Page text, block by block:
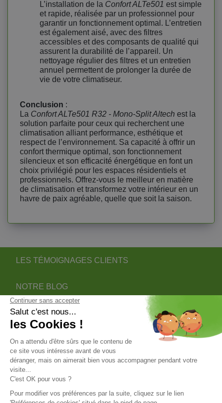
L’installation de la Confort ALTe501 est simple
et rapide, réalisée par un professionnel pour
garantir un fonctionnement optimal. L’entretien
est également aisé, avec des filtres
accessibles et des composants de qualité qui
assurent la durabilité de l’appareil. Un
nettoyage régulier des filtres et un entretien
annuel permettent de prolonger la durée de
vie de votre climatiseur.
Conclusion :
La Confort ALTe501 R32 - Mono-Split Altech est la
solution parfaite pour ceux qui recherchent une
climatisation alliant performance, esthétique et
respect de l’environnement. Sa capacité à offrir un
confort thermique optimal, son fonctionnement
silencieux et son efficacité énergétique en font un
choix privilégié pour les espaces résidentiels et
professionnels. Offrez-vous le meilleur en matière
de climatisation et transformez votre intérieur en un
havre de paix agréable, quelle que soit la saison.
LES TÉMOIGNAGES CLIENTS
NOTRE BLOG
DEVENIR PARTENAIRE INSTALLATEUR
NOTRE SERVICE APRÈS VENTE
NOS PARTENAIRES OFFICIELS
INFORMATIONS